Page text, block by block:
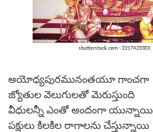
అయోధ్యపురమునంతయూ గాంచగా
జ్యోతుల వెలుగులతో మెరుస్తుంది
వీధులన్నీ ఎంతో అందంగా యున్నాయి
పక్షులు కిలకిల రాగాలను చేస్తున్నాయి